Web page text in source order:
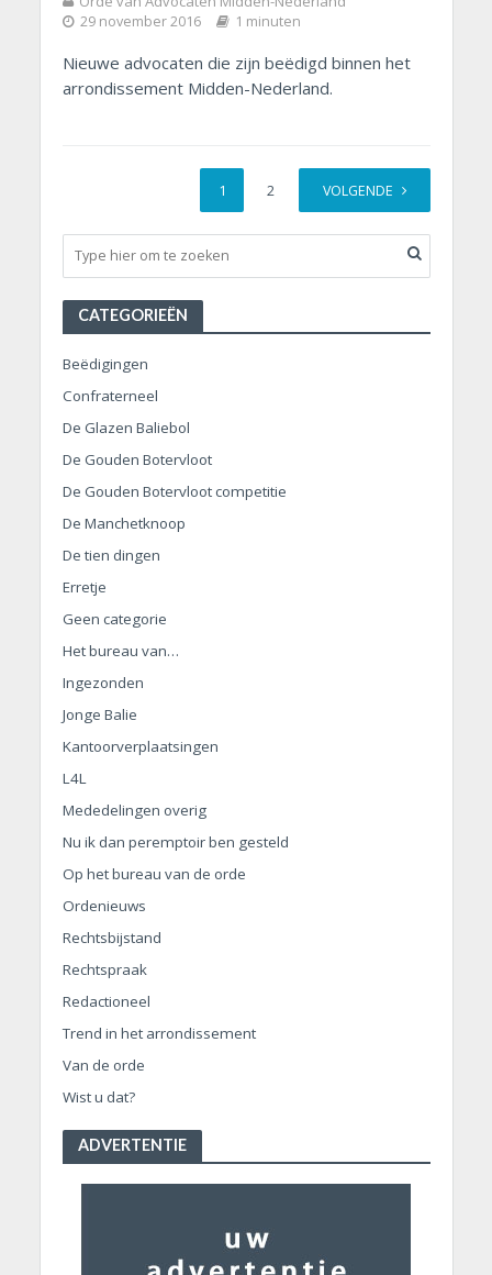
29 november 2016 1 minuten
Nieuwe advocaten die zijn beëdigd binnen het
arrondissement Midden-Nederland.
1 2 VOLGENDE
CATEGORIEËN
Beëdigingen
Confraterneel
De Glazen Baliebol
De Gouden Botervloot
De Gouden Botervloot competitie
De Manchetknoop
De tien dingen
Erretje
Geen categorie
Het bureau van…
Ingezonden
Jonge Balie
Kantoorverplaatsingen
L4L
Mededelingen overig
Nu ik dan peremptoir ben gesteld
Op het bureau van de orde
Ordenieuws
Rechtsbijstand
Rechtspraak
Redactioneel
Trend in het arrondissement
Van de orde
Wist u dat?
ADVERTENTIE